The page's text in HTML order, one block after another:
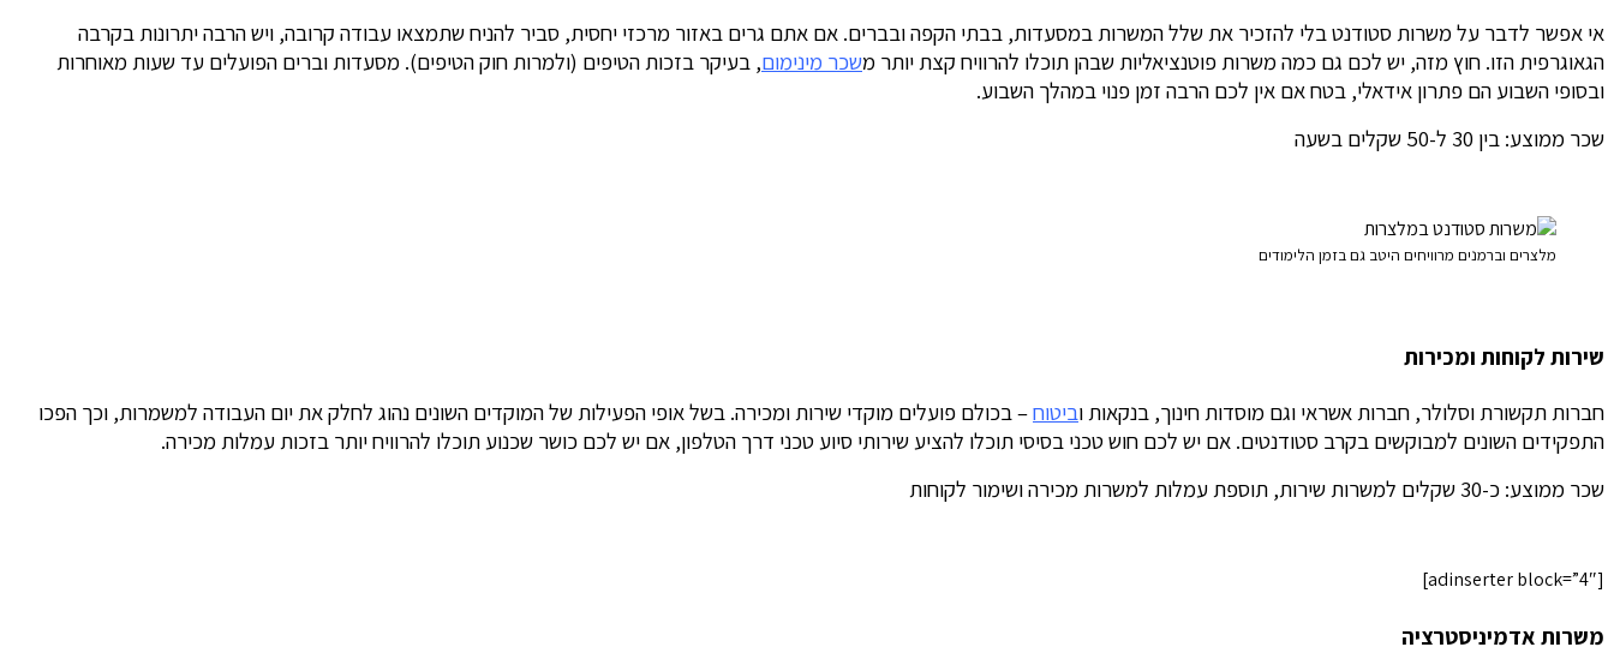
אי אפשר לדבר על משרות סטודנט בלי להזכיר את שלל המשרות במסעדות, בבתי הקפה ובברים. אם אתם גרים באזור מרכזי יחסית, סביר להניח שתמצאו עבודה קרובה, ויש הרבה יתרונות בקרבה
הגאוגרפית הזו. חוץ מזה, יש לכם גם כמה משרות פוטנציאליות שבהן תוכלו להרוויח קצת יותר משכר מינימום, בעיקר בזכות הטיפים (ולמרות חוק הטיפים). מסעדות וברים הפועלים עד שעות מאוחרות
ובסופי השבוע הם פתרון אידאלי, בטח אם אין לכם הרבה זמן פנוי במהלך השבוע.
שכר ממוצע: בין 30 ל-50 שקלים בשעה
מלצרים וברמנים מרוויחים היטב גם בזמן הלימודים
שירות לקוחות ומכירות
חברות תקשורת וסלולר, חברות אשראי וגם מוסדות חינוך, בנקאות וביטוח– בכולם פועלים מוקדי שירות ומכירה. בשל אופי הפעילות של המוקדים השונים נהוג לחלק את יום העבודה למשמרות, וכך הפכו
התפקידים השונים למבוקשים בקרב סטודנטים. אם יש לכם חוש טכני בסיסי תוכלו להציע שירותי סיוע טכני דרך הטלפון, אם יש לכם כושר שכנוע תוכלו להרוויח יותר בזכות עמלות מכירה.
שכר ממוצע: כ-30 שקלים למשרות שירות, תוספת עמלות למשרות מכירה ושימור לקוחות
[adinserter block=”4″]
משרות אדמיניסטרציה